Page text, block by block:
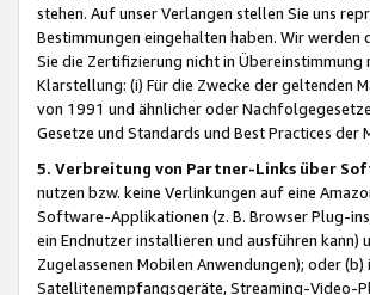
stehen. Auf unser Verlangen stellen Sie uns
Bestimmungen eingehalten haben. Wir
Sie die Zertifizierung nicht in
Klarstellung: (i) Für die Zwecke der geltenden
von 1991 und ähnlicher oder
Gesetze und Standards und Best Practices
5. Verbreitung von Partner-Links über
nutzen bzw. keine Verlinkungen auf eine
Software-Applikationen (z. B. Browser Plug-
ein Endnutzer installieren und ausführen
Zugelassenen Mobilen Anwendungen); oder
Satellitenempfangsgeräte, Streaming-Video-